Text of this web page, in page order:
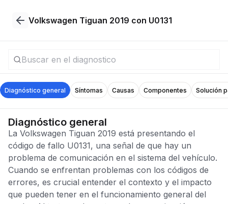
Volkswagen Tiguan 2019 con U0131
Diagnóstico general Síntomas Causas Componentes Solución
Diagnóstico general
La Volkswagen Tiguan 2019 está presentando el
código de fallo U0131, una señal de que hay un
problema de comunicación en el sistema del vehículo.
Cuando se enfrentan problemas con los códigos de
errores, es crucial entender el contexto y el impacto
que pueden tener en el funcionamiento general del